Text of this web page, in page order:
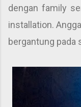
dengan family
installation.
bergantung pada